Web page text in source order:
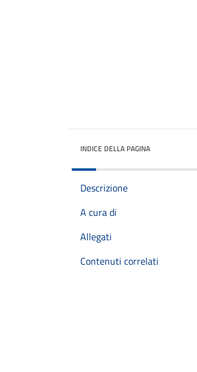
INDICE DELLA PAGINA
Descrizione
A cura di
Allegati
Contenuti correlati